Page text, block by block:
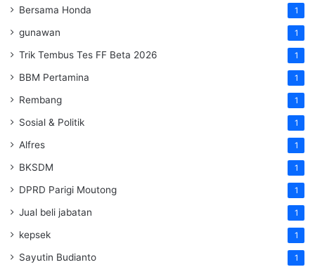
Bersama Honda 1
gunawan 1
Trik Tembus Tes FF Beta 2026 1
BBM Pertamina 1
Rembang 1
Sosial & Politik 1
Alfres 1
BKSDM 1
DPRD Parigi Moutong 1
Jual beli jabatan 1
kepsek 1
Sayutin Budianto 1